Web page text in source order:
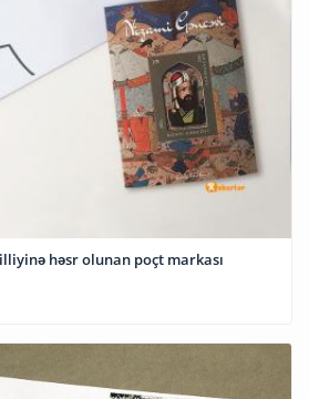
həsr olunan poçt markası